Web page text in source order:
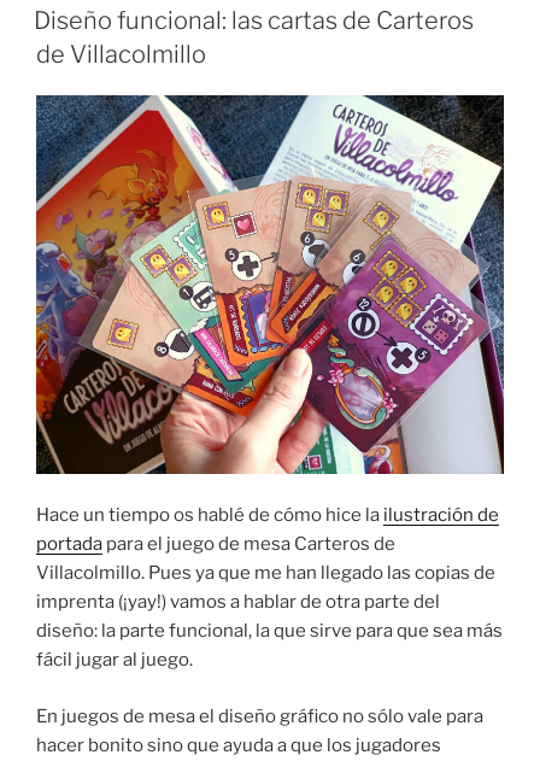
de
Villacolmillo:
ON
Diseño funcional: las cartas de Carteros
de Villacolmillo
Hace un tiempo os hablé de cómo hice la ilustración de
portada para el juego de mesa Carteros de
Villacolmillo. Pues ya que me han llegado las copias de
imprenta (¡yay!) vamos a hablar de otra parte del
diseño: la parte funcional, la que sirve para que sea más
fácil jugar al juego.
En juegos de mesa el diseño gráfico no sólo vale para
hacer bonito sino que ayuda a que los jugadores